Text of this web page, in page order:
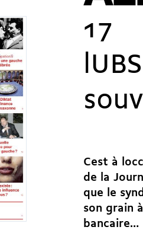
17
Cest à
de la
que le
son grain
bancaire…